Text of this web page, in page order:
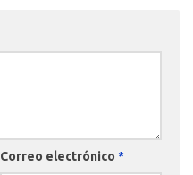
Correo electrónico *